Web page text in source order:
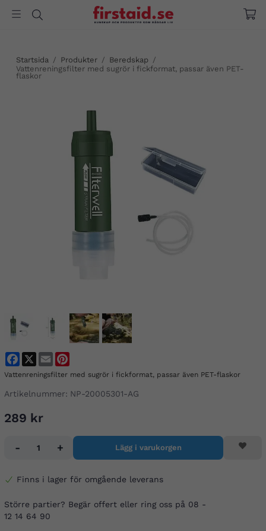
Startsida / Produkter / Beredskap /
Vattenreningsfilter med sugrör i fickformat, passar även PET-
flaskor
FacebookEmail
Vattenreningsfilter med sugrör i fickformat, passar även PET-flaskor
Artikelnummer: NP-20005301-AG
289 kr
- + Lägg i varukorgen
Finns i lager för omgående leverans
Större partier? Begär offert eller ring oss på 08 -
12 14 64 90